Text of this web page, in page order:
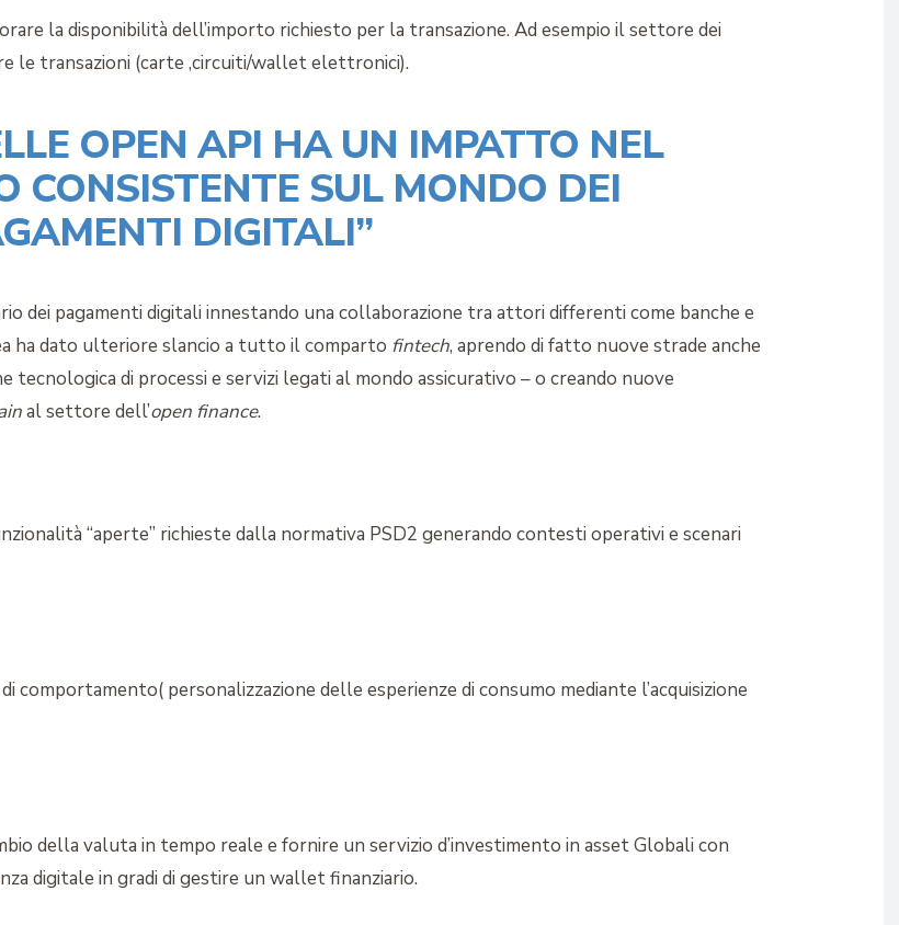
la disponibilità dell’importo richiesto per la transazione. Ad esempio il settore dei
le transazioni (carte ,circuiti/wallet elettronici).
OPEN API HA UN IMPATTO NEL
CONSISTENTE SUL MONDO DEI
DIGITALI”
dei pagamenti digitali innestando una collaborazione tra attori differenti come banche e
ha dato ulteriore slancio a tutto il comparto fintech, aprendo di fatto nuove strade anche
tecnologica di processi e servizi legati al mondo assicurativo – o creando nuove
al settore dell’open finance.
“aperte” richieste dalla normativa PSD2 generando contesti operativi e scenari
comportamento( personalizzazione delle esperienze di consumo mediante l’acquisizione
della valuta in tempo reale e fornire un servizio d’investimento in asset Globali con
digitale in gradi di gestire un wallet finanziario.